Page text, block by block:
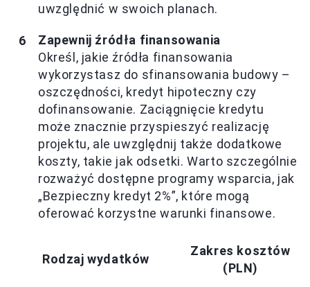
uwzględnić w swoich planach.
Zapewnij źródła finansowania
Określ, jakie źródła finansowania
wykorzystasz do sfinansowania budowy –
oszczędności, kredyt hipoteczny czy
dofinansowanie. Zaciągnięcie kredytu
może znacznie przyspieszyć realizację
projektu, ale uwzględnij także dodatkowe
koszty, takie jak odsetki. Warto szczególnie
rozważyć dostępne programy wsparcia, jak
„Bezpieczny kredyt 2%”, które mogą
oferować korzystne warunki finansowe.
Rodzaj wydatków
Zakres kosztów
(PLN)